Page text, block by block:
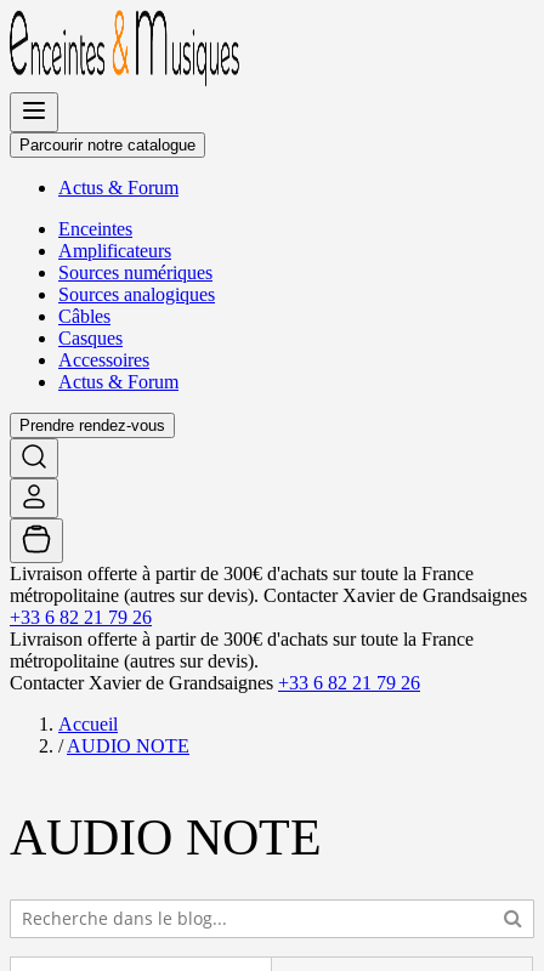
Allez
au
contenu
Parcourir notre catalogue
Actus & Forum
Enceintes
Amplificateurs
Sources numériques
Sources analogiques
Câbles
Casques
Accessoires
Actus & Forum
Prendre rendez-vous
Livraison offerte à partir de 300€ d'achats sur toute la France
métropolitaine (autres sur devis). Contacter Xavier de Grandsaignes
+33 6 82 21 79 26
Livraison offerte à partir de 300€ d'achats sur toute la France
métropolitaine (autres sur devis).
Contacter Xavier de Grandsaignes +33 6 82 21 79 26
Accueil
/ AUDIO NOTE
AUDIO NOTE